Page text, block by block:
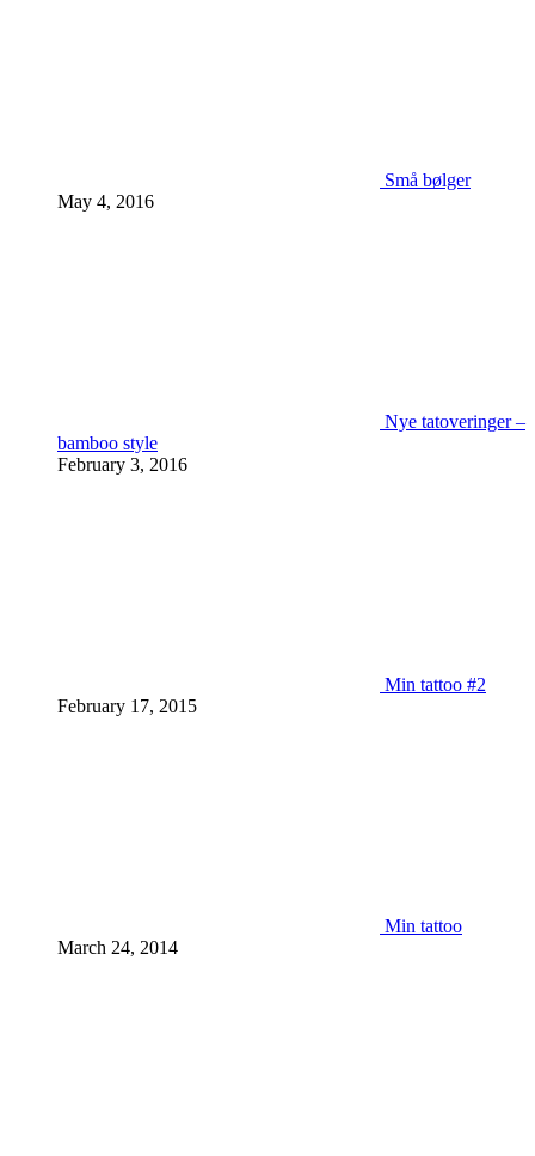
Små bølger
May 4, 2016
Nye tatoveringer –
bamboo style
February 3, 2016
Min tattoo #2
February 17, 2015
Min tattoo
March 24, 2014